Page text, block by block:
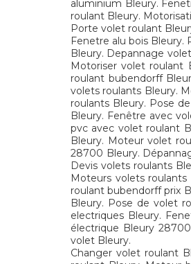
aluminium Bleury.
roulant Bleury.
Porte volet roulant
Fenetre alu bois
Bleury. Depannage
Motoriser volet roulant
roulant bubendorff
volets roulants Bleury.
roulants Bleury. Pose
Bleury. Fenêtre avec
pvc avec volet roulant
Bleury. Moteur volet
28700 Bleury.
Devis volets roulants
Moteurs volets
roulant bubendorff prix
Bleury. Pose de volet
electriques Bleury.
électrique Bleury
volet Bleury.
Changer volet roulant